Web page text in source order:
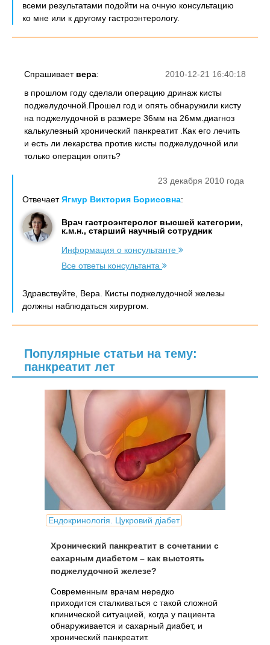
всеми результатами подойти на очную консультацию
ко мне или к другому гастроэнтерологу.
2010-12-21 16:40:18
Спрашивает вера:
в прошлом году сделали операцию дринаж кисты
поджелудочной.Прошел год и опять обнаружили кисту
на поджелудочной в размере 36мм на 26мм.диагноз
калькулезный хронический панкреатит .Как его лечить
и есть ли лекарства против кисты поджелудочной или
только операция опять?
23 декабря 2010 года
ОтвечаетЯгмур Виктория Борисовна:
Врач гастроэнтеролог высшей категории,
к.м.н., старший научный сотрудник
Информация о консультанте
Все ответы консультанта
Здравствуйте, Вера. Кисты поджелудочной железы
должны наблюдаться хирургом.
Популярные статьи на тему:
панкреатит лет
Ендокринологія. Цукровий діабет
Хронический панкреатит в сочетании с
сахарным диабетом – как выстоять
поджелудочной железе?
Современным врачам нередко
приходится сталкиваться с такой сложной
клинической ситуацией, когда у пациента
обнаруживается и сахарный диабет, и
хронический панкреатит.